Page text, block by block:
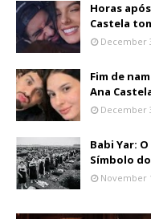
Horas
Castela
December
Fim de
Ana
December
Babi Yar:
Símbolo
November